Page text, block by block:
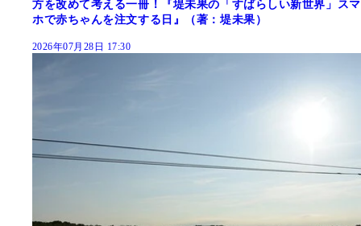
方を改めて考える一冊！『堤未果の「すばらしい新世界」スマ
ホで赤ちゃんを注文する日』（著：堤未果）
2026年07月28日 17:30